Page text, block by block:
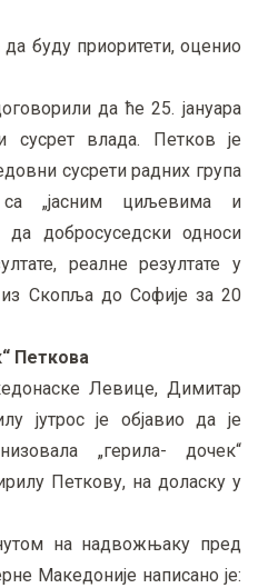
буду приоритети, оценио
да ће 25. јануара
сусрет влада. Петков је
сусрети радних група
„јасним циљевима и
добросуседски односи
реалне резултате у
Скопља до Софије за 20
Петкова
Левице, Димитар
јутрос је објавио да је
„герила- дочек“
Петкову, на доласку у
на надвожњаку пред
Македоније написано је: